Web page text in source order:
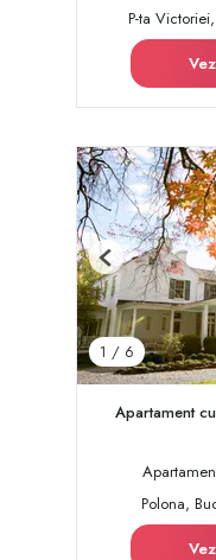
P-ta
1 / 6
Previous
Apartament
Polona,